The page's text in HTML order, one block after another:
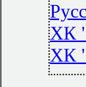
ХК
ХК